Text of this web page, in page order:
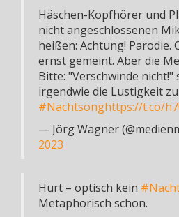
Häschen-Kopfhörer und
nicht angeschlossenen
heißen: Achtung! Parodie.
ernst gemeint. Aber die
Bitte: "Verschwinde nicht!"
irgendwie die Lustigkeit
#Nachtsonghttps://t.co/
— Jörg Wagner
2023
Hurt – optisch kein
Metaphorisch schon.